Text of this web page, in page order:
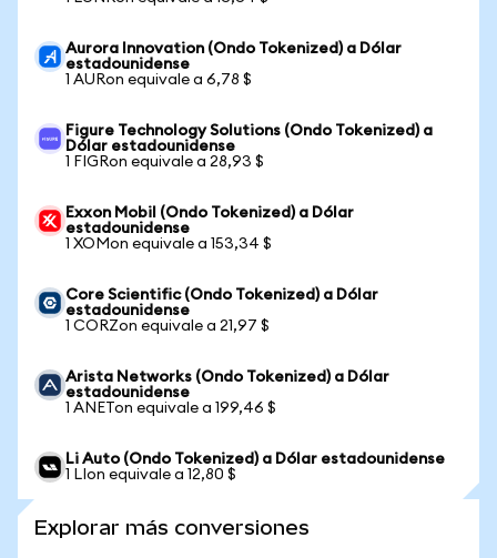
Aurora Innovation (Ondo Tokenized) a Dólar
estadounidense
1 AURon equivale a 6,78 $
Figure Technology Solutions (Ondo Tokenized) a
Dólar estadounidense
1 FIGRon equivale a 28,93 $
Exxon Mobil (Ondo Tokenized) a Dólar
estadounidense
1 XOMon equivale a 153,34 $
Core Scientific (Ondo Tokenized) a Dólar
estadounidense
1 CORZon equivale a 21,97 $
Arista Networks (Ondo Tokenized) a Dólar
estadounidense
1 ANETon equivale a 199,46 $
Li Auto (Ondo Tokenized) a Dólar estadounidense
1 LIon equivale a 12,80 $
Explorar más conversiones